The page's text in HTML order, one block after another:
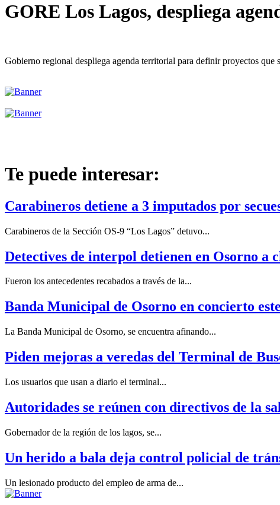
GORE Los Lagos, despliega
Gobierno regional despliega agenda territorial para definir proyectos
Te puede interesar:
Carabineros detiene a 3 imputados por
Carabineros de la Sección OS-9 “Los Lagos” detuvo...
Detectives de interpol detienen en Osorno
Fueron los antecedentes recabados a través de la...
Banda Municipal de Osorno en concierto
La Banda Municipal de Osorno, se encuentra afinando...
Piden mejoras a veredas del Terminal de
Los usuarios que usan a diario el terminal...
Autoridades se reúnen con directivos de la
Gobernador de la región de los lagos, se...
Un herido a bala deja control policial de
Un lesionado producto del empleo de arma de...